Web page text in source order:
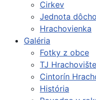
Cirkev
Jednota
Hrachovienka
Galéria
Fotky z obce
TJ Hrachovište
Cintorín
História